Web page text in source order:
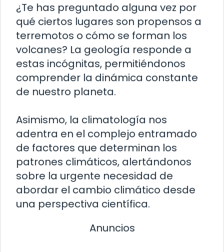
¿Te has preguntado alguna vez por
qué ciertos lugares son propensos a
terremotos o cómo se forman los
volcanes? La geología responde a
estas incógnitas, permitiéndonos
comprender la dinámica constante
de nuestro planeta.
Asimismo, la climatología nos
adentra en el complejo entramado
de factores que determinan los
patrones climáticos, alertándonos
sobre la urgente necesidad de
abordar el cambio climático desde
una perspectiva científica.
Anuncios